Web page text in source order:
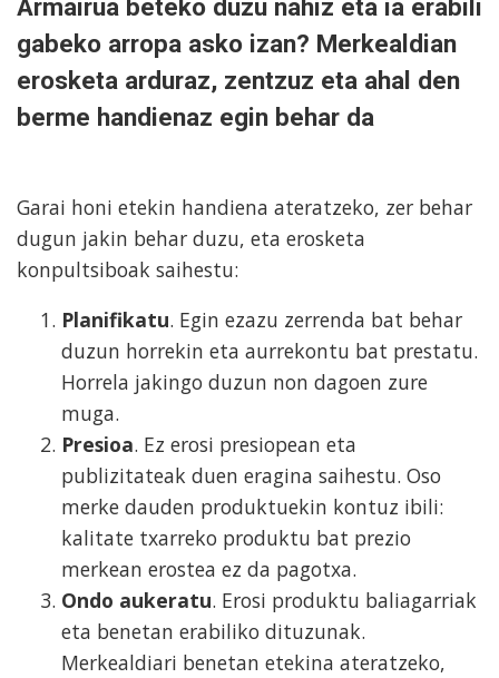
Armairua beteko duzu nahiz eta ia erabili
gabeko arropa asko izan? Merkealdian
erosketa arduraz, zentzuz eta ahal den
berme handienaz egin behar da
Garai honi etekin handiena ateratzeko, zer behar
dugun jakin behar duzu, eta erosketa
konpultsiboak saihestu:
Planifikatu. Egin ezazu zerrenda bat behar
duzun horrekin eta aurrekontu bat prestatu.
Horrela jakingo duzun non dagoen zure
muga.
Presioa. Ez erosi presiopean eta
publizitateak duen eragina saihestu. Oso
merke dauden produktuekin kontuz ibili:
kalitate txarreko produktu bat prezio
merkean erostea ez da pagotxa.
Ondo aukeratu. Erosi produktu baliagarriak
eta benetan erabiliko dituzunak.
Merkealdiari benetan etekina ateratzeko,